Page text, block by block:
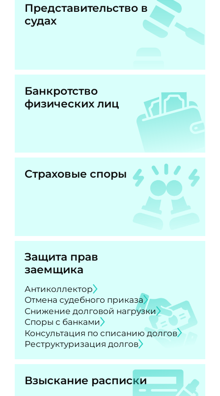
Представительство в
судах
Банкротство
физических лиц
Страховые споры
Защита прав
заемщика
Антиколлектор
Отмена судебного приказа
Снижение долговой нагрузки
Споры с банками
Консультация по списанию долгов
Реструктуризация долгов
Взыскание расписки